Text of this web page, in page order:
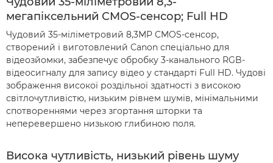
мегапіксельний CMOS-сенсор; Full HD
Чудовий 35-міліметровий 8,3MP CMOS-сенсор,
створений і виготовлений Canon спеціально для
відеозйомки, забезпечує обробку 3-канального RGB-
відеосигналу для запису відео у стандарті Full HD. Чудові
зображення високої роздільної здатності з високою
світлочутливістю, низьким рівнем шумів, мінімальними
спотвореннями через згортання шторки та
неперевершено низькою глибиною поля.
Висока чутливість, низький рівень шуму